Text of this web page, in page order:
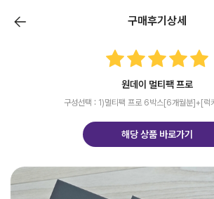
구매후기상세
원데이 멀티팩 프로
구성선택 : 1)멀티팩 프로 6박스[6개월분]+[럭
해당 상품 바로가기